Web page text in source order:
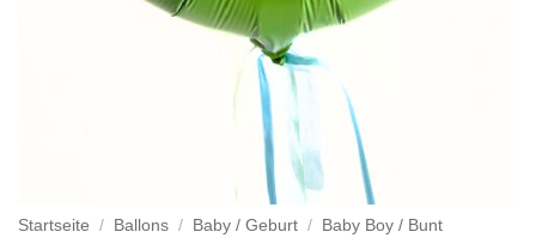
Startseite / Ballons / Baby / Geburt / Baby Boy / Bunt